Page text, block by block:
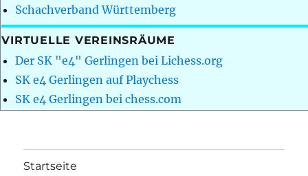
Schachverband Württemberg
VIRTUELLE VEREINSRÄUME
Der SK "e4" Gerlingen bei Lichess.org
SK e4 Gerlingen auf Playchess
SK e4 Gerlingen bei chess.com
Startseite